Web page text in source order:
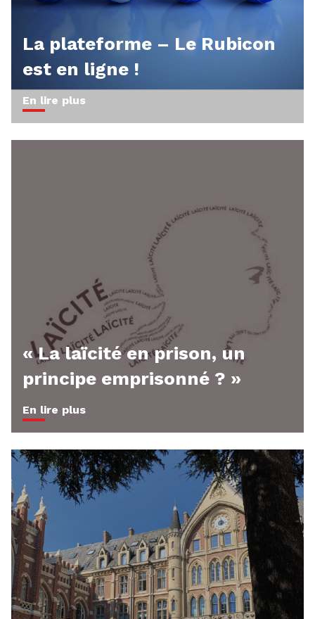
La plateforme – Le Rubicon
est en ligne !
En lire plus
« La laïcité en prison, un
principe emprisonné ? »
En lire plus